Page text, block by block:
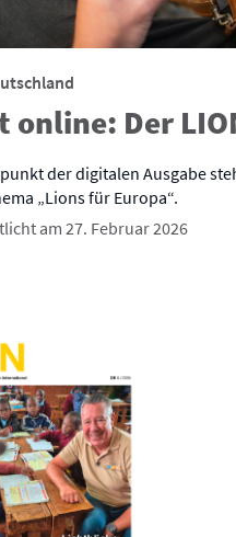
online: Der
der digitalen Ausgabe
„Lions für Europa“.
am 27. Februar 2026